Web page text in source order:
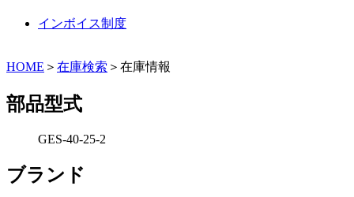
インボイス制度
HOME ＞ 在庫検索 ＞在庫情報
部品型式
GES-40-25-2
ブランド